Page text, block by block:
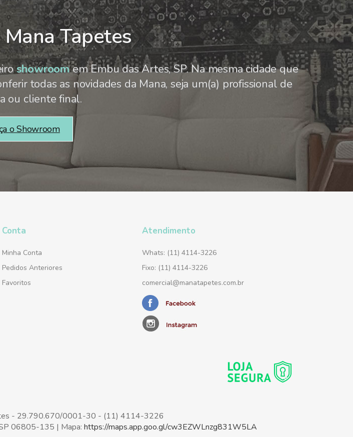
Tapetes
showroomem Embu das Artes, SP. Na mesma cidade que
todas as novidades da Mana, seja um(a) profissional de
ou cliente final.
o Showroom
Conta
Minha Conta
Pedidos Anteriores
Favoritos
Atendimento
Whats: (11) 4114-3226
Fixo: (11) 4114-3226
comercial@manatapetes.com.br
- 29.790.670/0001-30 - (11) 4114-3226
06805-135 | Mapa: https://maps.app.goo.gl/cw3EZWLnzg831W5LA